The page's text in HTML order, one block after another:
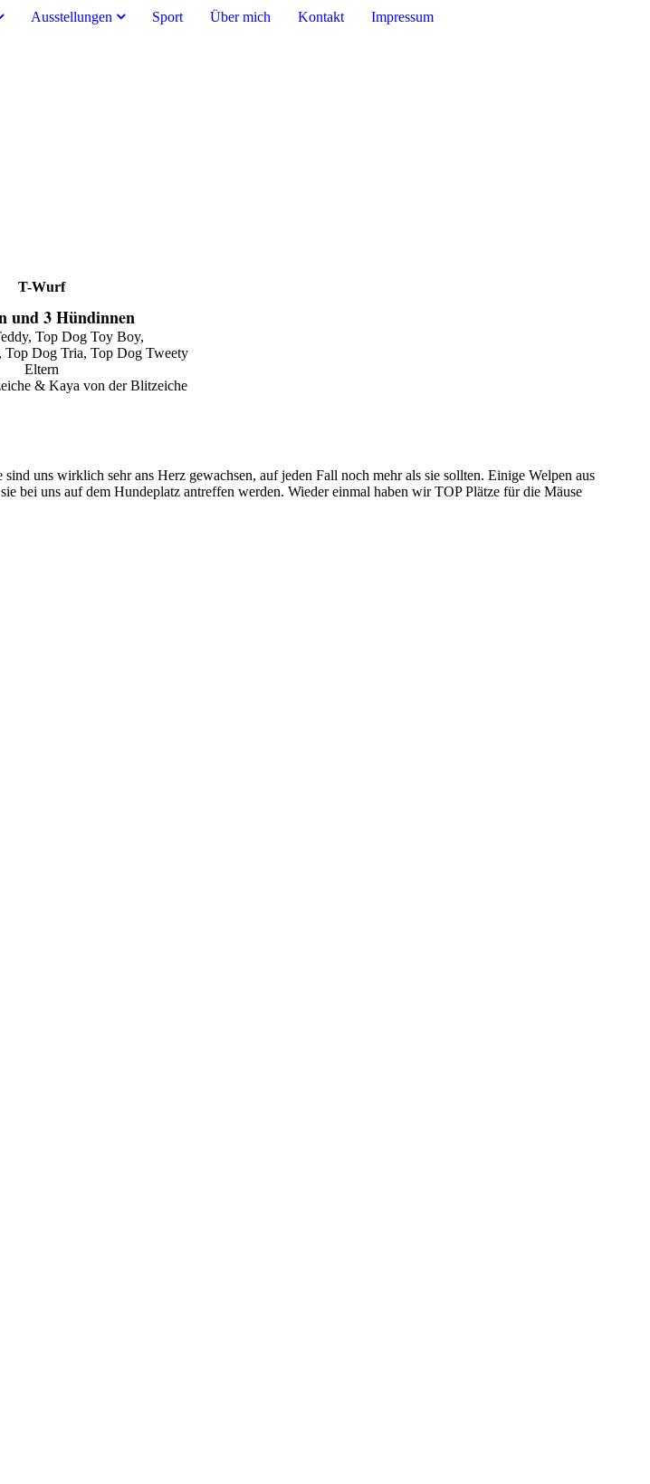
Ausstellungen Sport Über mich Kontakt Impressum
T-Wurf
und 3 Hündinnen
Top Dog Toy Boy,
Top Dog Tria, Top Dog Tweety
Eltern
& Kaya von der Blitzeiche
uns wirklich sehr ans Herz gewachsen, auf jeden Fall noch mehr als sie sollten. Einige Welpen aus
bei uns auf dem Hundeplatz antreffen werden. Wieder einmal haben wir TOP Plätze für die Mäuse